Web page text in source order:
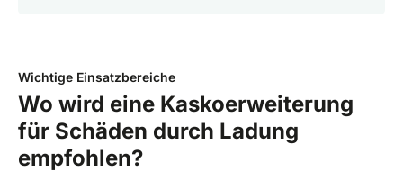
Wichtige Einsatzbereiche
Wo wird eine Kaskoerweiterung
für Schäden durch Ladung
empfohlen?